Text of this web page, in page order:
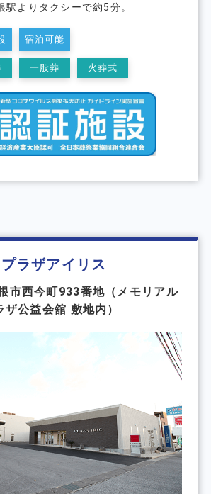
駅よりタクシーで約5分。
宿泊可能
一般葬 火葬式
プラザアイリス
市西今町933番地（メモリアル
ザ公益会舘 敷地内）